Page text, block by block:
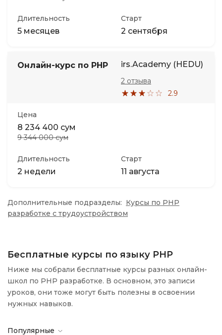
Длительность
5 месяцев
Старт
2 сентября
Онлайн-курс по PHP irs.Academy (HEDU)
2.9
2 отзыва
Цена
8 234 400 сум
9 344 000 сум
Длительность
2 недели
Старт
11 августа
Дополнительные подразделы: Курсы по PHP
разработке с трудоустройством
Бесплатные курсы по языку PHP
Ниже мы собрали бесплатные курсы разных онлайн-
школ по PHP разработке. В основном, это записи
уроков, они тоже могут быть полезны в освоении
нужных навыков.
Популярные